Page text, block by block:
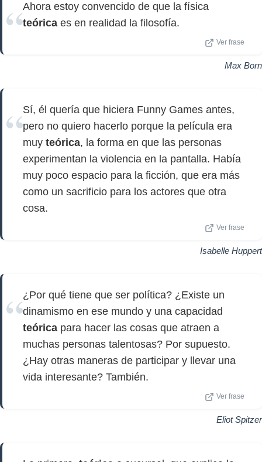
Ahora estoy convencido de que la física
teórica es en realidad la filosofía.
Ver frase
Max Born
Sí, él quería que hiciera Funny Games antes,
pero no quiero hacerlo porque la película era
muy teórica, la forma en que las personas
experimentan la violencia en la pantalla. Había
muy poco espacio para la ficción, que era más
como un sacrificio para los actores que otra
cosa.
Ver frase
Isabelle Huppert
¿Por qué tiene que ser política? ¿Existe un
dinamismo en ese mundo y una capacidad
teórica para hacer las cosas que atraen a
muchas personas talentosas? Por supuesto.
¿Hay otras maneras de participar y llevar una
vida interesante? También.
Ver frase
Eliot Spitzer